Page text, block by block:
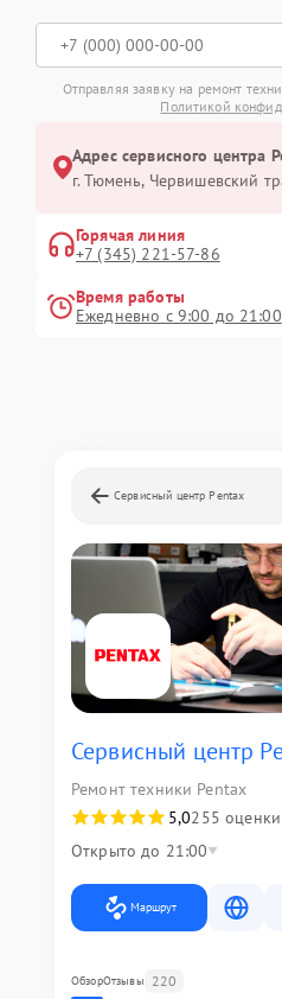
Отправляя заявку на ремонт
Политикой
Адрес сервисного центра
г. Тюмень, ​Червишевский
Горячая линия
+7 (345) 221-57-86
Время работы
Ежедневно с 9:00 до 21:00
Сервисный центр Pentax
Сервисный центр
Ремонт техники Pentax
5,0255 оценки
Открыто до 21:00
Маршрут
ОбзорОтзывы 220